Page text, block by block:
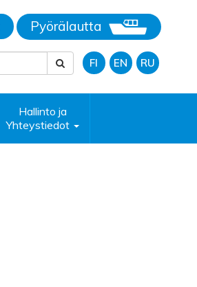
Pyörälautta
FI EN RU
Hallinto ja
Yhteystiedot